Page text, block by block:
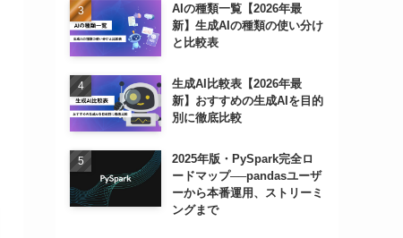
AIの種類一覧【2026年最
新】生成AIの種類の使い分け
と比較表
生成AI比較表【2026年最
新】おすすめの生成AIを目的
別に徹底比較
2025年版・PySpark完全ロ
ードマップ──pandasユーザ
ーから本番運用、ストリーミ
ングまで